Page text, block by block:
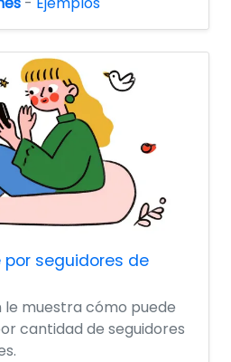
por seguidores de
muestra cómo puede
cantidad de seguidores